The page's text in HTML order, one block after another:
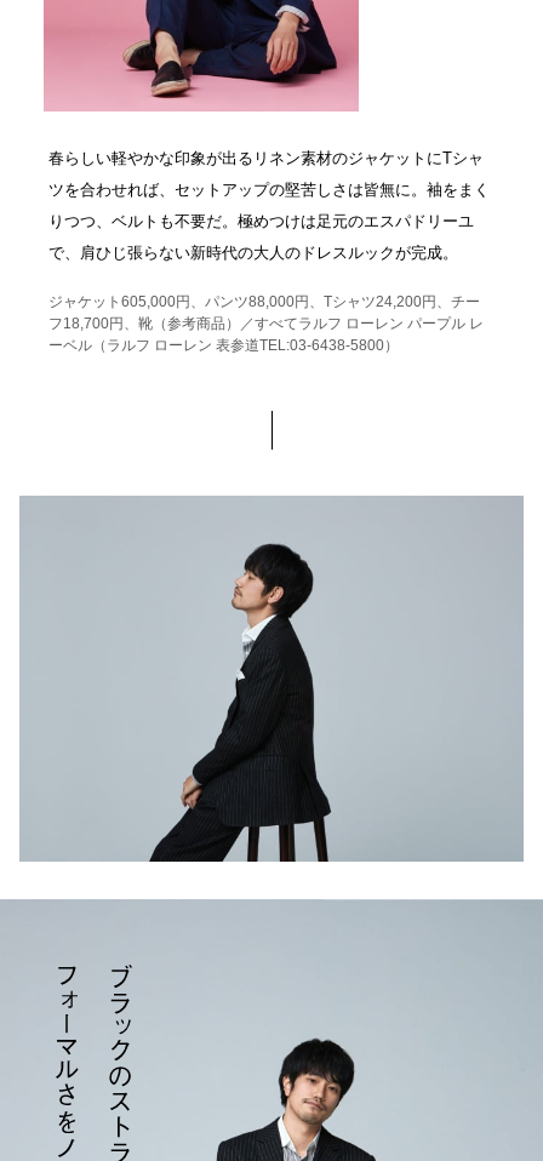
春らしい軽やかな印象が出るリネン素材のジャケットにTシャ
ツを合わせれば、セットアップの堅苦しさは皆無に。袖をまく
りつつ、ベルトも不要だ。極めつけは足元のエスパドリーユ
で、肩ひじ張らない新時代の大人のドレスルックが完成。
ジャケット605,000円、パンツ88,000円、Tシャツ24,200円、チー
フ18,700円、靴（参考商品）／すべてラルフ ローレン パープル レ
ーベル（ラルフ ローレン 表参道TEL:03-6438-5800）